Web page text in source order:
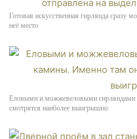
Готовая искусственная гирлянда сразу
неё место
Еловыми и можжевеловыми
смотрятся наиболее выигрышно